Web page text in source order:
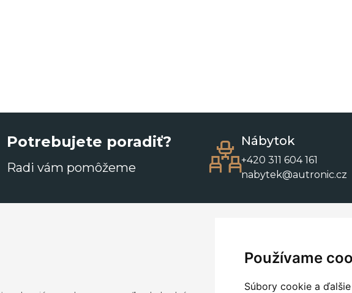
Používame
Súbory cookie a
Potrebujete poradiť?
Radi vám pomôžeme
Nábytok
+420 311 604 161
nabytek@autronic.cz